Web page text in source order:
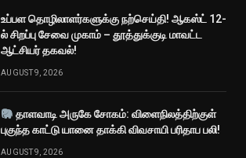
உப்பள தொழிலாளர்களுக்கு நற்செய்தி! ஆகஸ்ட் 12-
ல் சிறப்பு சேவை முகாம் – தூத்துக்குடி மாவட்ட
ஆட்சியர் தகவல்!
AUGUST 9, 2026
தாளவாடி அருகே சோகம்: விளைநிலத்திற்குள்
புகுந்த காட்டு யானை தாக்கி விவசாயி பரிதாப பலி!
AUGUST 9, 2026